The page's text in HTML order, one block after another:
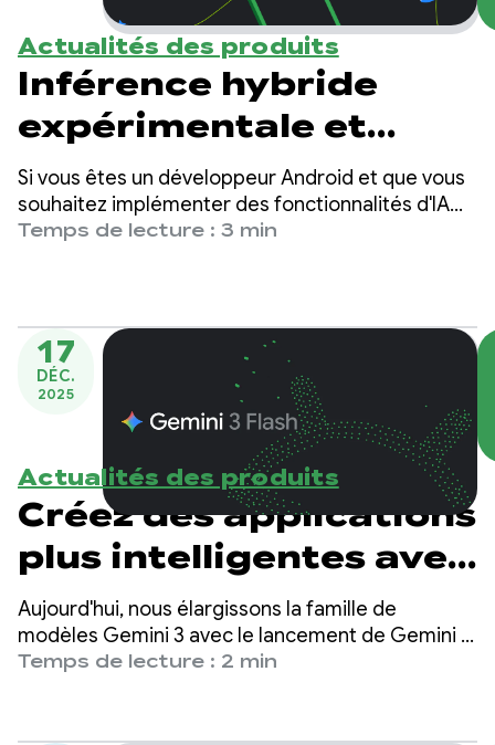
Actualités des produits
Inférence hybride
expérimentale et
nouveaux modèles
Gemini pour Android
Si vous êtes un développeur Android et que vous
souhaitez implémenter des fonctionnalités d'IA
innovantes dans votre application, nous avons
Temps de lecture : 3 min
17
DÉC.
2025
Actualités des produits
Créez des applications
plus intelligentes avec
Gemini 3 Flash
Aujourd'hui, nous élargissons la famille de
modèles Gemini 3 avec le lancement de Gemini 3
Flash, une intelligence de pointe conçue pour la
Temps de lecture : 2 min